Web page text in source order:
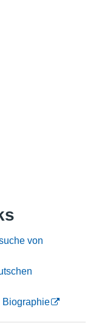
von
Biographie